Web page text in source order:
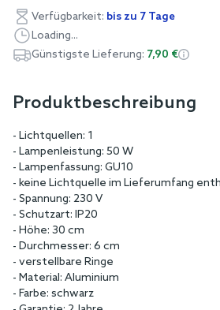
gallery
Verfügbarkeit: bis zu 7 Tage
Loading...
Günstigste Lieferung: 7,90 €
Produktbeschreibung
- Lichtquellen: 1
- Lampenleistung: 50 W
- Lampenfassung: GU10
- keine Lichtquelle im Lieferumfang
- Spannung: 230 V
- Schutzart: IP20
- Höhe: 30 cm
- Durchmesser: 6 cm
- verstellbare Ringe
- Material: Aluminium
- Farbe: schwarz